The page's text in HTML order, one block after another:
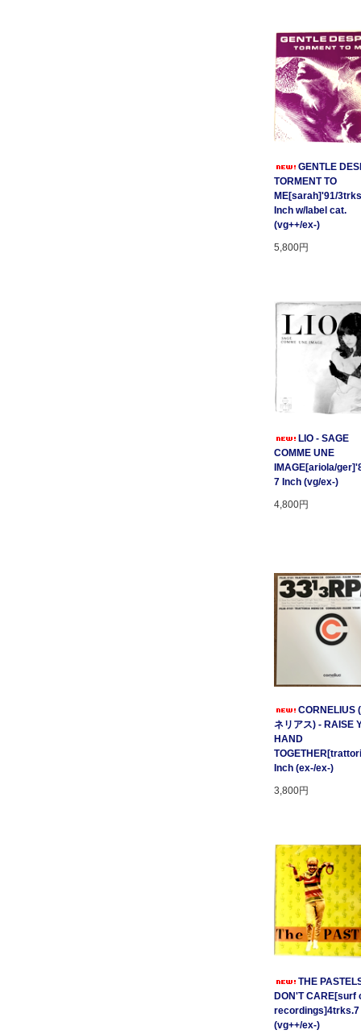
GENTLE
TORMENT TO
ME[sarah]'91/
Inch w/label cat.
(vg++/ex-)
5,800円
LIO - SAGE
COMME UNE
IMAGE[ariola/
7 Inch (vg/ex-)
4,800円
CORNELIUS
ネリアス) - RAISE
HAND
Inch (ex-/ex-)
3,800円
THE
DON'T CARE[surf
recordings]4trks.7
(vg++/ex-)